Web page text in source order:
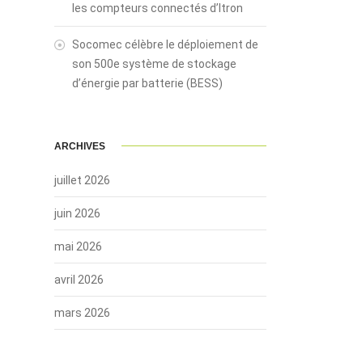
les compteurs connectés d’Itron
Socomec célèbre le déploiement de
son 500e système de stockage
d’énergie par batterie (BESS)
ARCHIVES
juillet 2026
juin 2026
mai 2026
avril 2026
mars 2026